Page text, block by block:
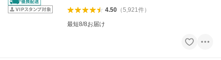
4.50（5,921件）
最短8/8お届け